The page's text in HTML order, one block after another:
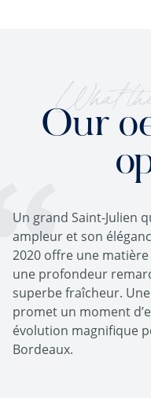
What
Our
Un grand Saint-Julien
ampleur et son
2020 offre une
une profondeur
superbe fraîcheur.
promet un moment
évolution magnifique
Bordeaux.